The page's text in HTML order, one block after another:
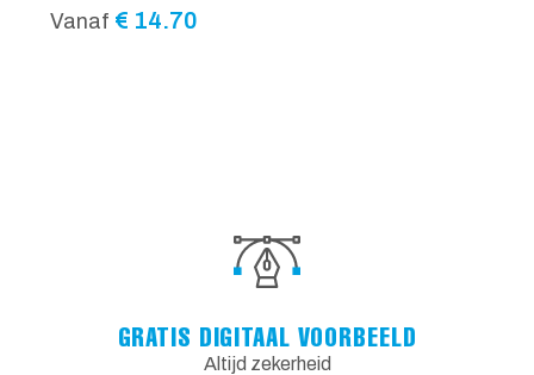
Vanaf € 14.70
GRATIS DIGITAAL VOORBEELD
Altijd zekerheid